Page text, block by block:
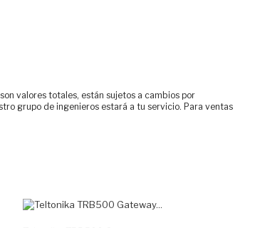
son valores totales, están sujetos a cambios por
grupo de ingenieros estará a tu servicio. Para ventas